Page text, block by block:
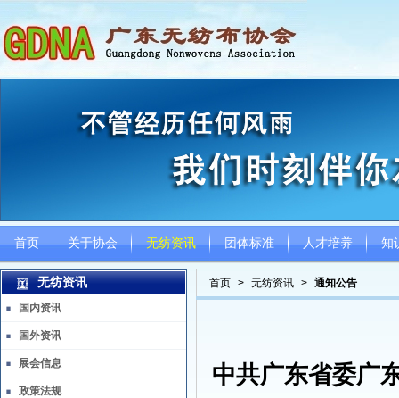
首页 关于协会 无纺资讯 团体标准 人才培养 知
首页 > 无纺资讯 > 通知公告
中共广东省委广
无纺资讯
国内资讯
国外资讯
展会信息
政策法规